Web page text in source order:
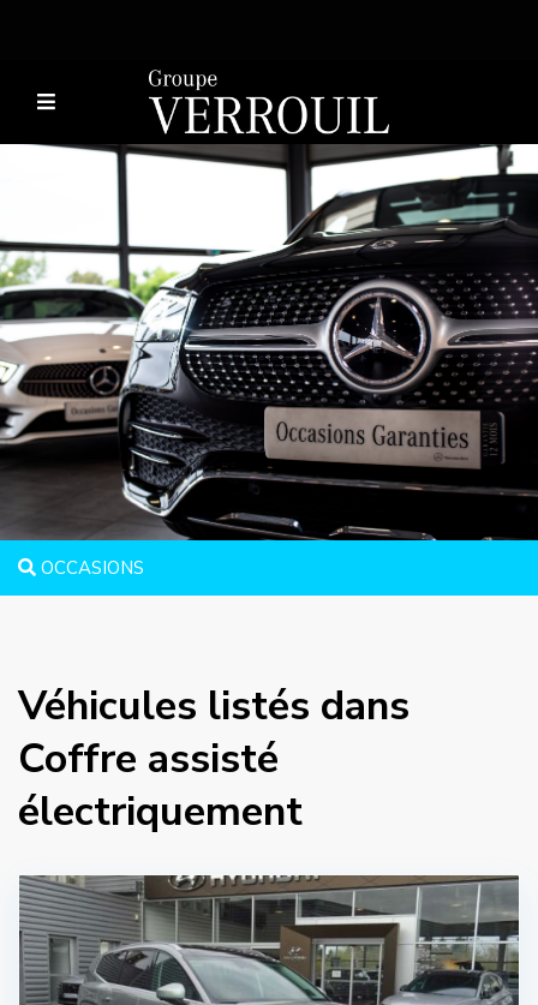
OCCASIONS
Véhicules listés dans
Coffre assisté
électriquement